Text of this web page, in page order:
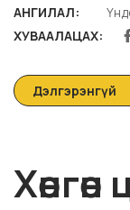
АНГИЛАЛ:
ХУВААЛАЦАХ:
Дэлгэрэнгүй